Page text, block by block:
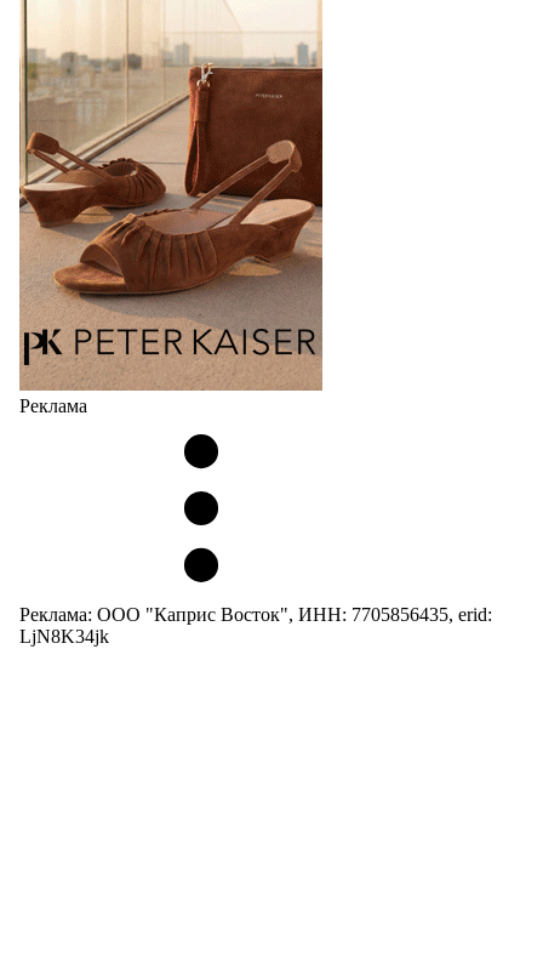
Фабрика зонтов DINIYA является одним из лидеров
продаж на рынке в России, Беларуси и других
странах СНГ. Широкий модельный ряд женских,
мужских, детских и пляжных зонтов в необычном
дизайнерском исполнении, отличается надёжностью
и высоким качеством…
05.08.2026 411
Реклама
Реклама: ООО "Каприс Восток", ИНН: 7705856435, erid:
LjN8K34jk